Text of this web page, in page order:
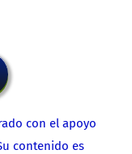
con el apoyo
contenido es